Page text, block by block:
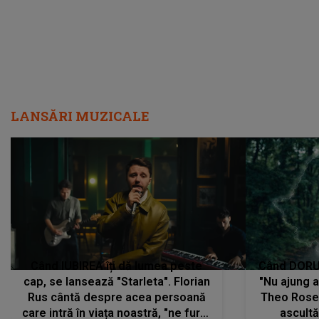
LANSĂRI MUZICALE
Când IUBIREA îți dă lumea peste
cap, se lansează "Starleta". Florian
Rus cântă despre acea persoană
care intră în viața noastră, "ne fură"
Când
"Nu ajung
Theo